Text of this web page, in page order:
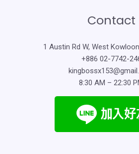
Contact
1 Austin Rd W, West
+886 02-7742-
8:30 AM – 22:30